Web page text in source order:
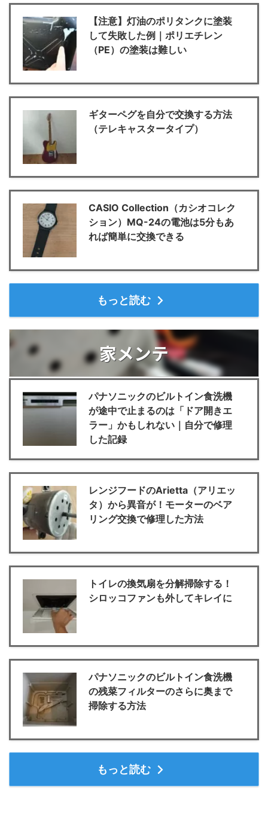
【注意】灯油のポリタンクに塗装
して失敗した例｜ポリエチレン
（PE）の塗装は難しい
ギターペグを自分で交換する方法
（テレキャスタータイプ）
CASIO Collection（カシオコレク
ション）MQ-24の電池は5分もあ
れば簡単に交換できる
もっと読む
家メンテ
パナソニックのビルトイン食洗機
が途中で止まるのは「ドア開きエ
ラー」かもしれない｜自分で修理
した記録
レンジフードのArietta（アリエッ
タ）から異音が！モーターのベア
リング交換で修理した方法
トイレの換気扇を分解掃除する！
シロッコファンも外してキレイに
パナソニックのビルトイン食洗機
の残菜フィルターのさらに奥まで
掃除する方法
もっと読む